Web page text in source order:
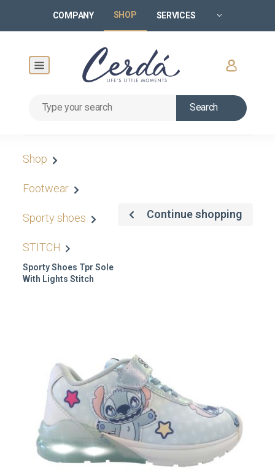
COMPANY SHOP SERVICES
Search
Shop
Footwear
Sporty shoes
STITCH
Sporty Shoes Tpr Sole
With Lights Stitch
Continue shopping